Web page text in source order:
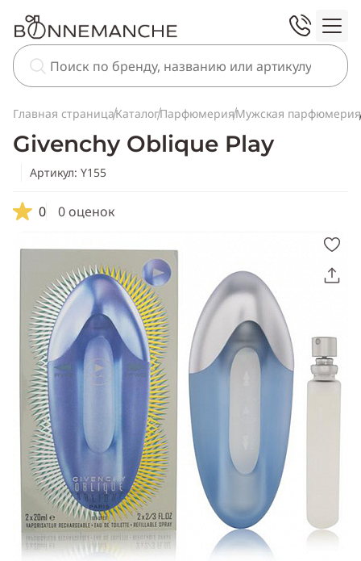
Главная страницаКаталогПарфюмерияМужская парфюмерия
Givenchy Oblique Play
Артикул: Y155
0 0 оценок
Скопировать
ссылку
Telegram
WhatsApp
Viber
ВКонтакте
Одноклассники